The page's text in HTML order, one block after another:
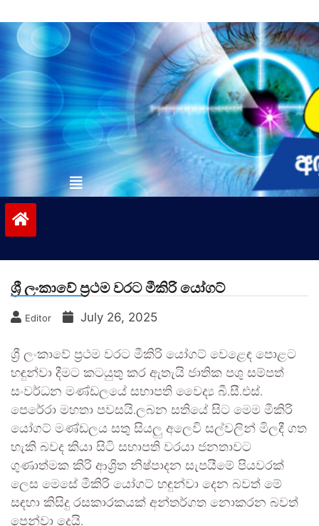
to
contentvinivida.lk
ශ්‍රී ලංකාවේ ප්‍රථම වරට මීකිරි යෝගට්
Editor July 26, 2025
ශ්‍රී ලංකාවේ ප්‍රථම වරට මීකිරි යෝගට් වෙළෙඳ පොළට
හඳුන්වා දීමට කටයුතු කර ඇතැයි ජාතික පශු සම්පත්
සංවර්ධන මණ්ඩලයේ සභාපති වෛද්‍ය බී.සී.එස්.
පෙරේරා මහතා පවසයි.ලබන සතියේ සිට මෙම මීකිරි
යෝගට් මණ්ඩලය සතු සියලු අලෙවි සල්වලින් මිලදී ගත
හැකි බවද කියා සිටි සභාපති වරයා ජනතාවට
ගුණාත්මක කිරි ආශ්‍රිත නිෂ්පාදන සැපයීමේ පියවරක්
ලෙස මෙසේ මීකිරි යෝගට් හඳුන්වා දෙන බවත් මේ
සඳහා කිසිදු රසකාරකයක් අන්තර්ගත නොකරන බවත්
පෙන්වා දෙයි.